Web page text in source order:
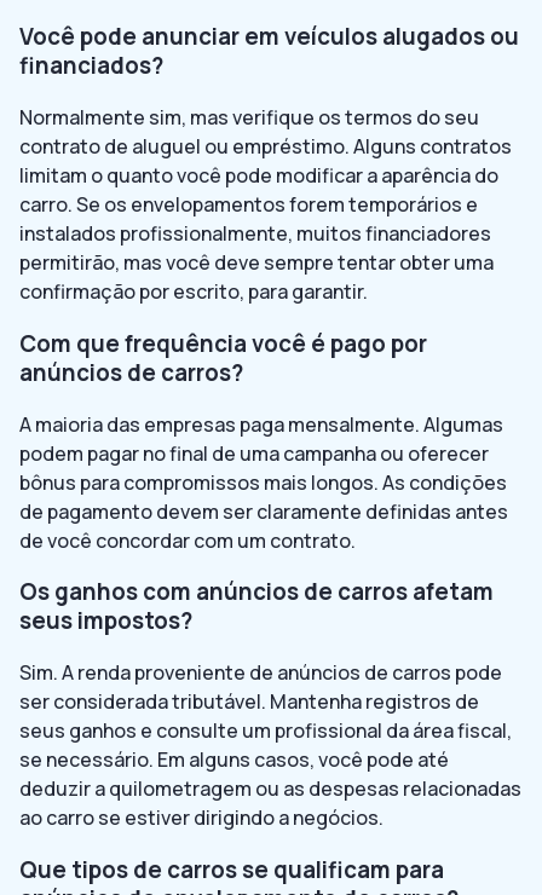
Você pode anunciar em veículos alugados ou
financiados?
Normalmente sim, mas verifique os termos do seu
contrato de aluguel ou empréstimo. Alguns contratos
limitam o quanto você pode modificar a aparência do
carro. Se os envelopamentos forem temporários e
instalados profissionalmente, muitos financiadores
permitirão, mas você deve sempre tentar obter uma
confirmação por escrito, para garantir.
Com que frequência você é pago por
anúncios de carros?
A maioria das empresas paga mensalmente. Algumas
podem pagar no final de uma campanha ou oferecer
bônus para compromissos mais longos. As condições
de pagamento devem ser claramente definidas antes
de você concordar com um contrato.
Os ganhos com anúncios de carros afetam
seus impostos?
Sim. A renda proveniente de anúncios de carros pode
ser considerada tributável. Mantenha registros de
seus ganhos e consulte um profissional da área fiscal,
se necessário. Em alguns casos, você pode até
deduzir a quilometragem ou as despesas relacionadas
ao carro se estiver dirigindo a negócios.
Que tipos de carros se qualificam para